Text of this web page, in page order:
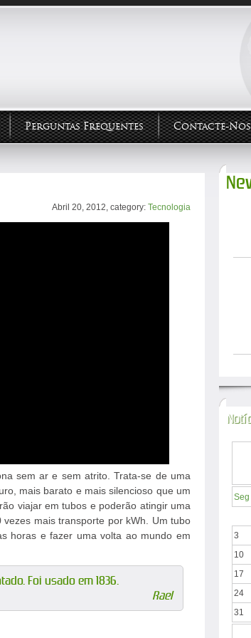
Perguntas Frequentes Contacte-Nos
Abril 20, 2012, category: Tecnologia
sem ar e sem atrito. Trata-se de uma
mais barato e mais silencioso que um
viajar em tubos e poderão atingir uma
mais transporte por kWh. Um tubo
horas e fazer uma volta ao mundo em
Foi usado em 1836.
Rael
Seg
3
10
17
24
31